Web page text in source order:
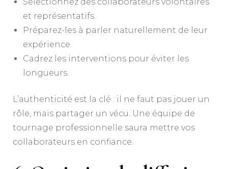
et représentatifs.
Préparez-les à parler naturellement de leur
expérience.
Cadrez les interventions pour éviter les
longueurs.
L’authenticité est la clé : il ne faut pas jouer un
rôle, mais partager un vécu. Une équipe de
tournage professionnelle saura mettre vos
collaborateurs en confiance.